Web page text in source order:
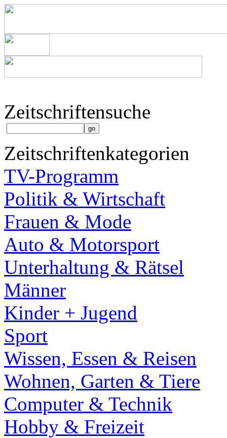
Zeitschriftensuche
Zeitschriftenkategorien
TV-Programm
Politik & Wirtschaft
Frauen & Mode
Auto & Motorsport
Unterhaltung & Rätsel
Männer
Kinder + Jugend
Sport
Wissen, Essen & Reisen
Wohnen, Garten & Tiere
Computer & Technik
Hobby & Freizeit